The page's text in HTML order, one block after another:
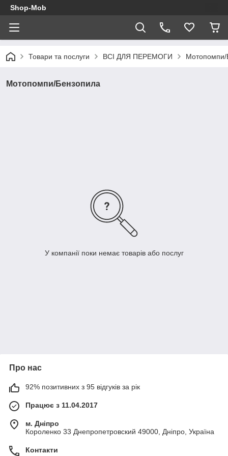
Shop-Mob
Товари та послуги ВСІ ДЛЯ ПЕРЕМОГИ Мотопомпи/
Мотопомпи/Бензопила
У компанії поки немає товарів або послуг
Про нас
92% позитивних з 95 відгуків за рік
Працює з 11.04.2017
м. Дніпро
Короленко 33 Днепропетровский 49000, Дніпро, Україна
Контакти